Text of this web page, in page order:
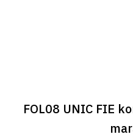
FOL08 UNIC FIE